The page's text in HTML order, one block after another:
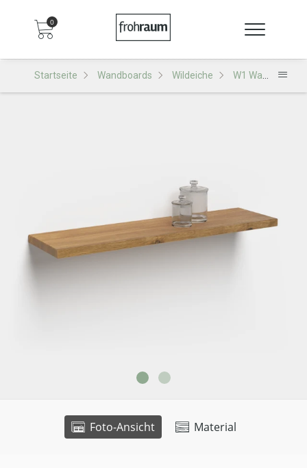
0
Startseite Wandboards Wildeiche W1 Wandboard
Foto-Ansicht Material